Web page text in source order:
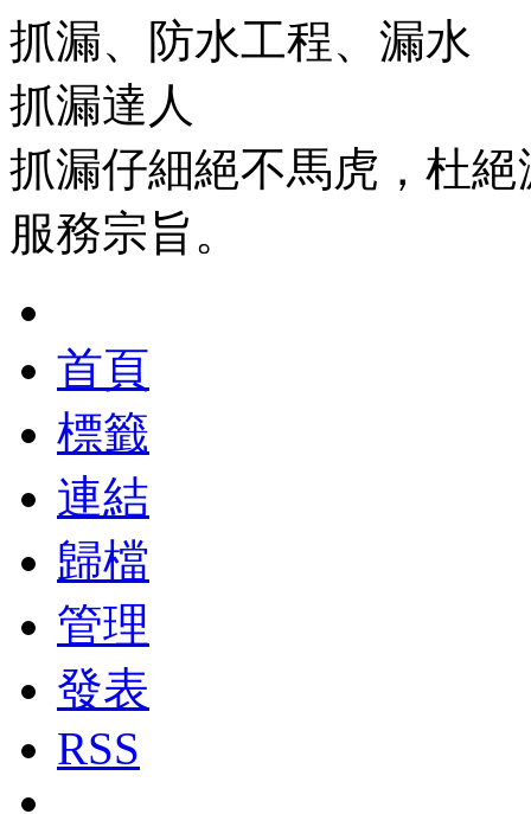
抓漏、防水工程、漏水
抓漏達人
抓漏仔細絕不馬虎，杜
服務宗旨。
首頁
標籤
連結
歸檔
管理
發表
RSS